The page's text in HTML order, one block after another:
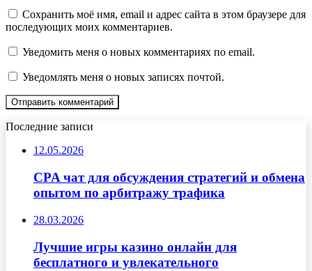
Сохранить моё имя, email и адрес сайта в этом браузере для
последующих моих комментариев.
Уведомить меня о новых комментариях по email.
Уведомлять меня о новых записях почтой.
Последние записи
12.05.2026
CPA чат для обсуждения стратегий и обмена
опытом по арбитражу трафика
28.03.2026
Лучшие игры казино онлайн для
бесплатного и увлекательного